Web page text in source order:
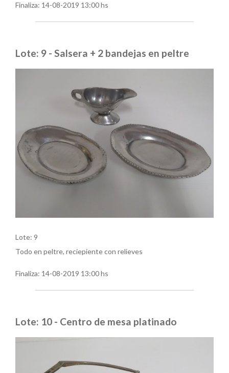
Finaliza: 14-08-2019 13:00 hs
Lote: 9 - Salsera + 2 bandejas en peltre
Lote: 9
Todo en peltre, reciepiente con relieves
Finaliza: 14-08-2019 13:00 hs
Lote: 10 - Centro de mesa platinado